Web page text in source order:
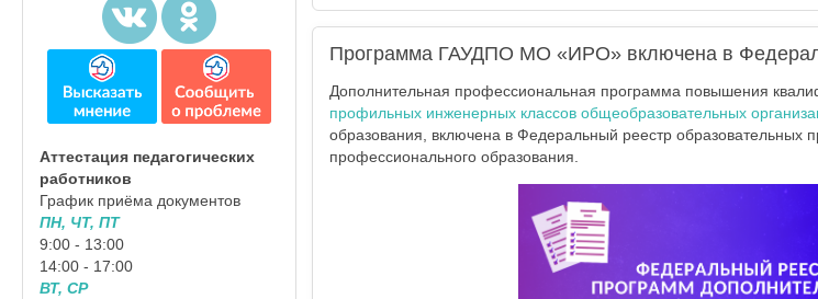
Программа ГАУДПО МО «ИРО» включена в
Дополнительная профессиональная программа повышения
профильных инженерных классов общеобразовательных
образования, включена в Федеральный реестр образовательных
профессионального образования.
Аттестация педагогических
работников
График приёма документов
ПН, ЧТ, ПТ
9:00 - 13:00
14:00 - 17:00
ВТ, СР